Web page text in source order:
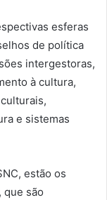
esferas
de política
intergestoras,
à cultura,
e sistemas
estão os
que são